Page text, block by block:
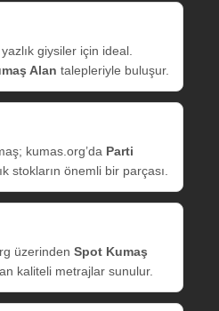
giysiler için ideal.
Alan talepleriyle buluşur.
kumas.org’da Parti
stokların önemli bir parçası.
üzerinden Spot Kumaş
kaliteli metrajlar sunulur.